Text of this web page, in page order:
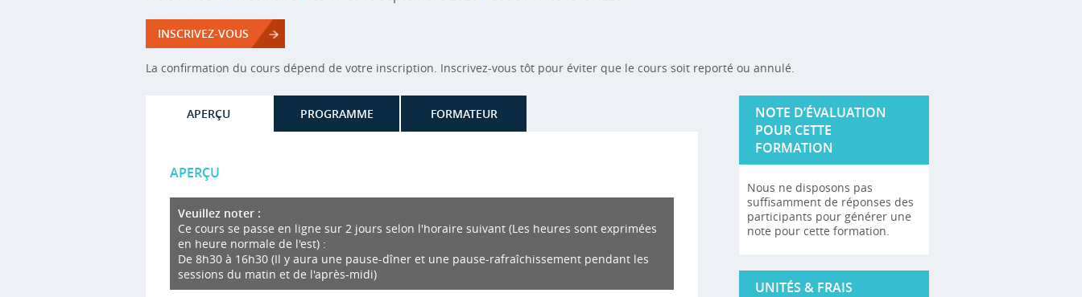
INSCRIVEZ-VOUS
La confirmation du cours dépend de votre inscription. Inscrivez-vous tôt pour éviter que le cours soit reporté ou annulé.
APERÇU PROGRAMME FORMATEUR
APERÇU
Veuillez noter :
Ce cours se passe en ligne sur 2 jours selon l'horaire suivant (Les heures sont exprimées
en heure normale de l'est) :
De 8h30 à 16h30 (Il y aura une pause-dîner et une pause-rafraîchissement pendant les
sessions du matin et de l'après-midi)
NOTE D’ÉVALUATION
POUR CETTE
FORMATION
Nous ne disposons pas
suffisamment de réponses des
participants pour générer une
note pour cette formation.
UNITÉS & FRAIS